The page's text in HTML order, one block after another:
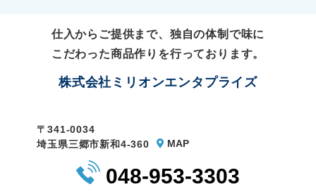
仕入からご提供まで、独自の体制で味に
こだわった商品作りを行っております。
株式会社ミリオンエンタプライズ
〒341-0034
埼玉県三郷市新和4-360
MAP
048-953-3303